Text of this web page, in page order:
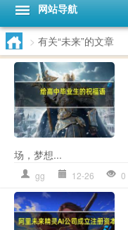
网站导航
> 有关“未来”的文章
场，梦想...
gg 12-26 0